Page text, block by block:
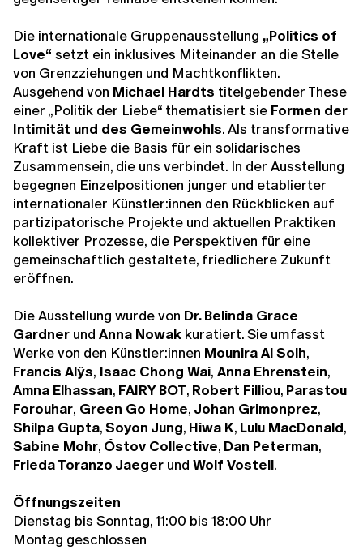
Die internationale Gruppenausstellung „Politics of
Love“ setzt ein inklusives Miteinander an die Stelle
von Grenzziehungen und Machtkonflikten.
Ausgehend von Michael Hardts titelgebender These
einer „Politik der Liebe“ thematisiert sie Formen der
Intimität und des Gemeinwohls. Als transformative
Kraft ist Liebe die Basis für ein solidarisches
Zusammensein, die uns ­verbindet. In der Ausstellung
begegnen Einzelpositionen junger und etablierter
internationaler Künstler:innen den Rückblicken auf
partizipatorische Projekte und aktuellen Praktiken
kollektiver Prozesse, die Perspektiven für eine
gemeinschaftlich gestaltete, friedlichere Zukunft
eröffnen.
Die Ausstellung wurde von Dr. Belinda Grace
Gardner und Anna Nowak kuratiert. Sie umfasst
Werke von den Künstler:innen Mounira Al Solh,
Francis Alÿs, Isaac Chong Wai, Anna Ehrenstein,
Amna Elhassan, FAIRY BOT, Robert Filliou, Parastou
Forouhar, Green Go Home, Johan Grimonprez,
Shilpa Gupta,Soyon Jung, Hiwa K, Lulu MacDonald,
Sabine Mohr, Óstov Collective, Dan Peterman,
Frieda Toranzo Jaeger und Wolf Vostell.
Öffnungszeiten
Dienstag bis Sonntag, 11:00 bis 18:00 Uhr
Montag geschlossen